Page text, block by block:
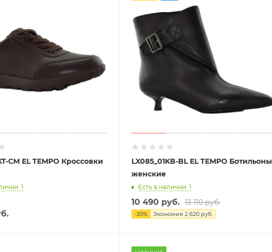
CM EL TEMPO Кроссовки
1
LX085_01KB-BL EL TEMPO Ботильоны
женские
Есть в наличии: 1
10 490 руб. 13 110 руб.
-20% Экономия2 620 руб.